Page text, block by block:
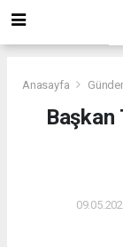
Anasayfa
Başkan